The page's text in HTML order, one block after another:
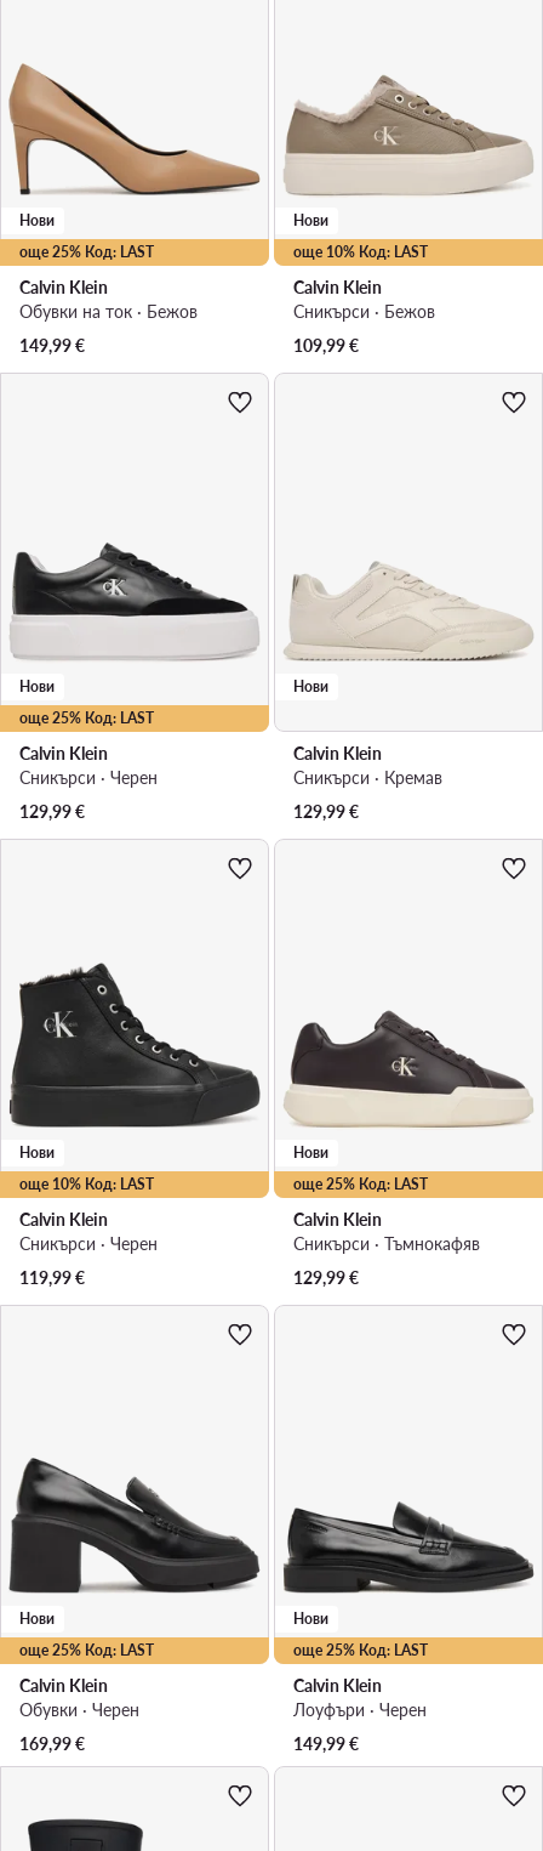
още 25% Код: LAST
Нови
Calvin Klein
Обувки на ток · Бежов
149,99€
още 10% Код: LAST
Нови
Calvin Klein
Сникърси · Бежов
109,99€
още 25% Код: LAST
Нови
Calvin Klein
Сникърси · Черен
129,99€
Нови
Calvin Klein
Сникърси · Кремав
129,99€
още 10% Код: LAST
Нови
Calvin Klein
Сникърси · Черен
119,99€
още 25% Код: LAST
Нови
Calvin Klein
Сникърси · Тъмнокафяв
129,99€
още 25% Код: LAST
Нови
Calvin Klein
Обувки · Черен
169,99€
още 25% Код: LAST
Нови
Calvin Klein
Лоуфъри · Черен
149,99€